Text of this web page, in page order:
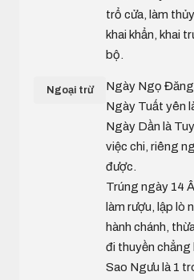
trổ cửa, làm
khai khẩn, khai
bộ.
Ngoại trừ
Ngày Ngọ
Ngày Tuất yên
Ngày Dần là
việc chi, riêng
được.
Trúng ngày 14
làm rượu, lập lò
hành chánh,
đi thuyền chẳng
Sao Ngưu là 1